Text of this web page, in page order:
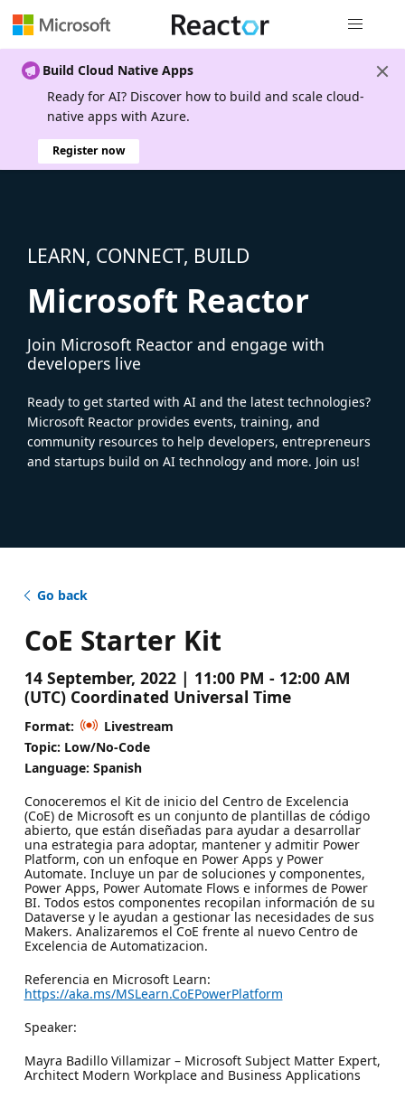
Build Cloud Native Apps
Ready for AI? Discover how to build and scale cloud-
native apps with Azure.
Register now
LEARN, CONNECT, BUILD
Microsoft Reactor
Join Microsoft Reactor and engage with
developers live
Ready to get started with AI and the latest technologies?
Microsoft Reactor provides events, training, and
community resources to help developers, entrepreneurs
and startups build on AI technology and more. Join us!
Go back
CoE Starter Kit
14 September, 2022 | 11:00 PM - 12:00 AM
(UTC) Coordinated Universal Time
Format:
Livestream
Topic: Low/No-Code
Language: Spanish
Conoceremos el Kit de inicio del Centro de Excelencia
(CoE) de Microsoft es un conjunto de plantillas de código
abierto, que están diseñadas para ayudar a desarrollar
una estrategia para adoptar, mantener y admitir Power
Platform, con un enfoque en Power Apps y Power
Automate. Incluye un par de soluciones y componentes,
Power Apps, Power Automate Flows e informes de Power
BI. Todos estos componentes recopilan información de su
Dataverse y le ayudan a gestionar las necesidades de sus
Makers. Analizaremos el CoE frente al nuevo Centro de
Excelencia de Automatizacion.
Referencia en Microsoft Learn:
https://aka.ms/MSLearn.CoEPowerPlatform
Speaker:
Mayra Badillo Villamizar – Microsoft Subject Matter Expert,
Architect Modern Workplace and Business Applications